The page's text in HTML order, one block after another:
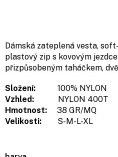
Dámská zateplená vesta,
plastový zip s kovovým
přizpůsobeným taháčkem,
Složení:
100% NYLON
Vzhled:
NYLON 400T
Hmotnost:
38 GR/MQ
Velikosti:
S-M-L-XL